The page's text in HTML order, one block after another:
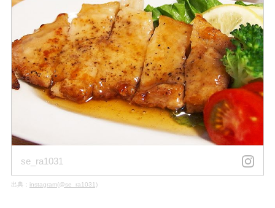
se_ra1031
出典： instagram(@se_ra1031)